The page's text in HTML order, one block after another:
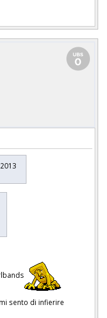
sento di infierire